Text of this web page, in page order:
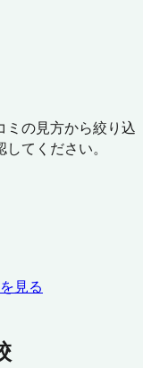
ミの見方から絞り込
てください。
見る